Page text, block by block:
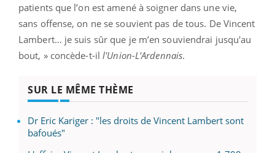
patients que l’on est amené à soigner dans une vie,
sans offense, on ne se souvient pas de tous. De Vincent
Lambert… je suis sûr que je m’en souviendrai jusqu'au
bout, » concède-t-ill'Union-L'Ardennais.
SUR LE MÊME THÈME
Dr Eric Kariger : "les droits de Vincent Lambert sont
bafoués"